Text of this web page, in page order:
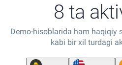
8 ta
Demo-hisoblarida ham haqiqiy
kabi bir xil turdagi